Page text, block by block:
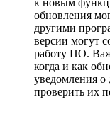
обновления
другими
версии могут
работу ПО.
когда и как
уведомления
проверить их